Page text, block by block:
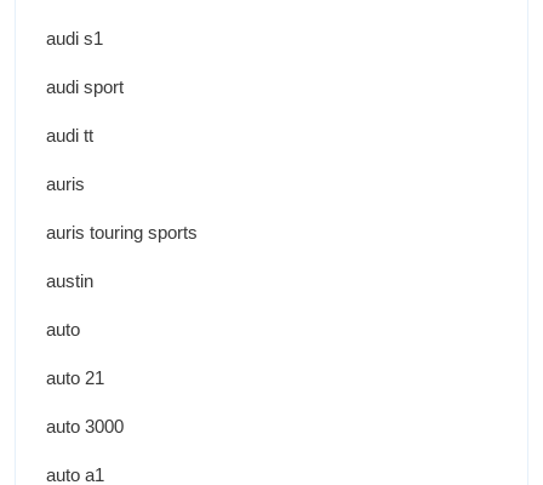
audi s1
audi sport
audi tt
auris
auris touring sports
austin
auto
auto 21
auto 3000
auto a1